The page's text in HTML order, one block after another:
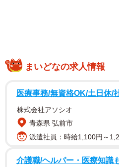
2015年デビュー。さまざまな
獲得するなど足跡を残し、今
参戦。人気ユニット「コズミ
加入し、同月下旬に同団体の6
界内で今最も注目を集める選
まいどなの求人情報
医療事務/無資格OK/土日休/
株式会社アソシオ
青森県 弘前市
派遣社員：時給1,100円～
介護職/ヘルパー・医療知識